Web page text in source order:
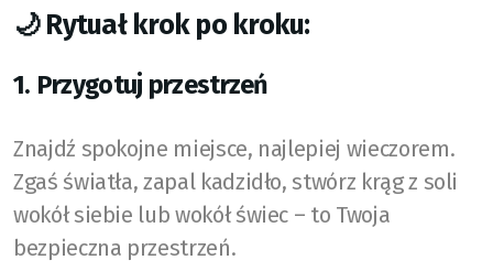
🌙 Rytuał krok po kroku:
1. Przygotuj przestrzeń
Znajdź spokojne miejsce, najlepiej wieczorem.
Zgaś światła, zapal kadzidło, stwórz krąg z soli
wokół siebie lub wokół świec – to Twoja
bezpieczna przestrzeń.